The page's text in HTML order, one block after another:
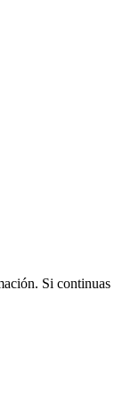
Si continuas